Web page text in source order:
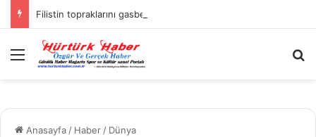
Menü
Anasayfa / Haber / Dünya